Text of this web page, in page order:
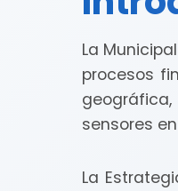
La
procesos
sensores
La